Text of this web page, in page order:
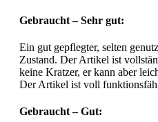
Gebraucht – Sehr gut:
Ein gut gepflegter, selten
Zustand. Der Artikel ist
keine Kratzer, er kann aber
Der Artikel ist voll
Gebraucht – Gut: